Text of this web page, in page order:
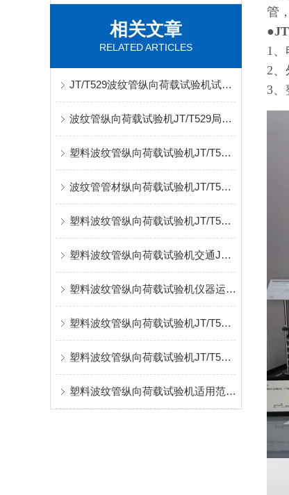
相关文章
RELATED ARTICLES
JT/T529波纹管纵向荷载试验机试验标准介绍
波纹管纵向荷载试验机JT/T529局部纵向荷载参数
塑料波纹管纵向荷载试验机JT/T529规范介绍指导
波纹管管材纵向荷载试验机JT/T529试验方式介绍
塑料波纹管纵向荷载试验机JT/T529执行标准
塑料波纹管纵向荷载试验机交通JT/T529
塑料波纹管纵向荷载试验机仪器运输及安装
塑料波纹管纵向荷载试验机JT/T529实验方式
塑料波纹管纵向荷载试验机JT/T529试验方式
塑料波纹管纵向荷载试验机适用范围介绍
管
●
1、
2
3、